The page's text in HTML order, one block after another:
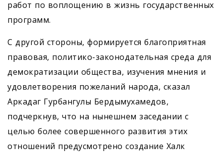
работ по воплощению в жизнь государственных
программ.
С другой стороны, формируется благоприятная
правовая, политико-законодательная среда для
демократизации общества, изучения мнения и
удовлетворения пожеланий народа, сказал
Аркадаг Гурбангулы Бердымухамедов,
подчеркнув, что на нынешнем заседании с
целью более совершенного развития этих
отношений предусмотрено создание Халк